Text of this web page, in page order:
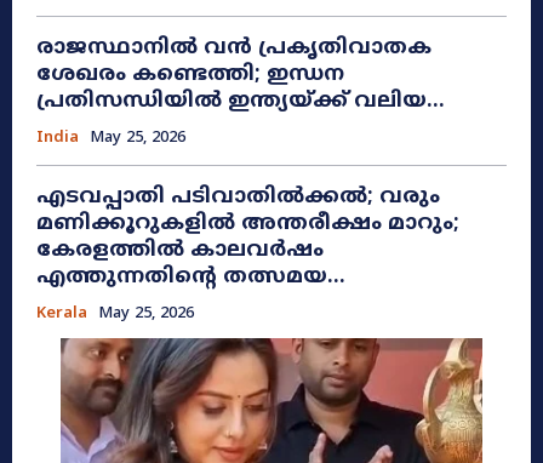
രാജസ്ഥാനിൽ വൻ പ്രകൃതിവാതക
ശേഖരം കണ്ടെത്തി; ഇന്ധന
പ്രതിസന്ധിയിൽ ഇന്ത്യയ്ക്ക് വലിയ...
India May 25, 2026
എടവപ്പാതി പടിവാതിൽക്കൽ; വരും
മണിക്കൂറുകളിൽ അന്തരീക്ഷം മാറും;
കേരളത്തിൽ കാലവർഷം
എത്തുന്നതിന്റെ തത്സമയ...
Kerala May 25, 2026